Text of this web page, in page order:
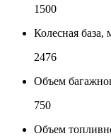
1500
Колесная база,
2476
Объем
750
Объем